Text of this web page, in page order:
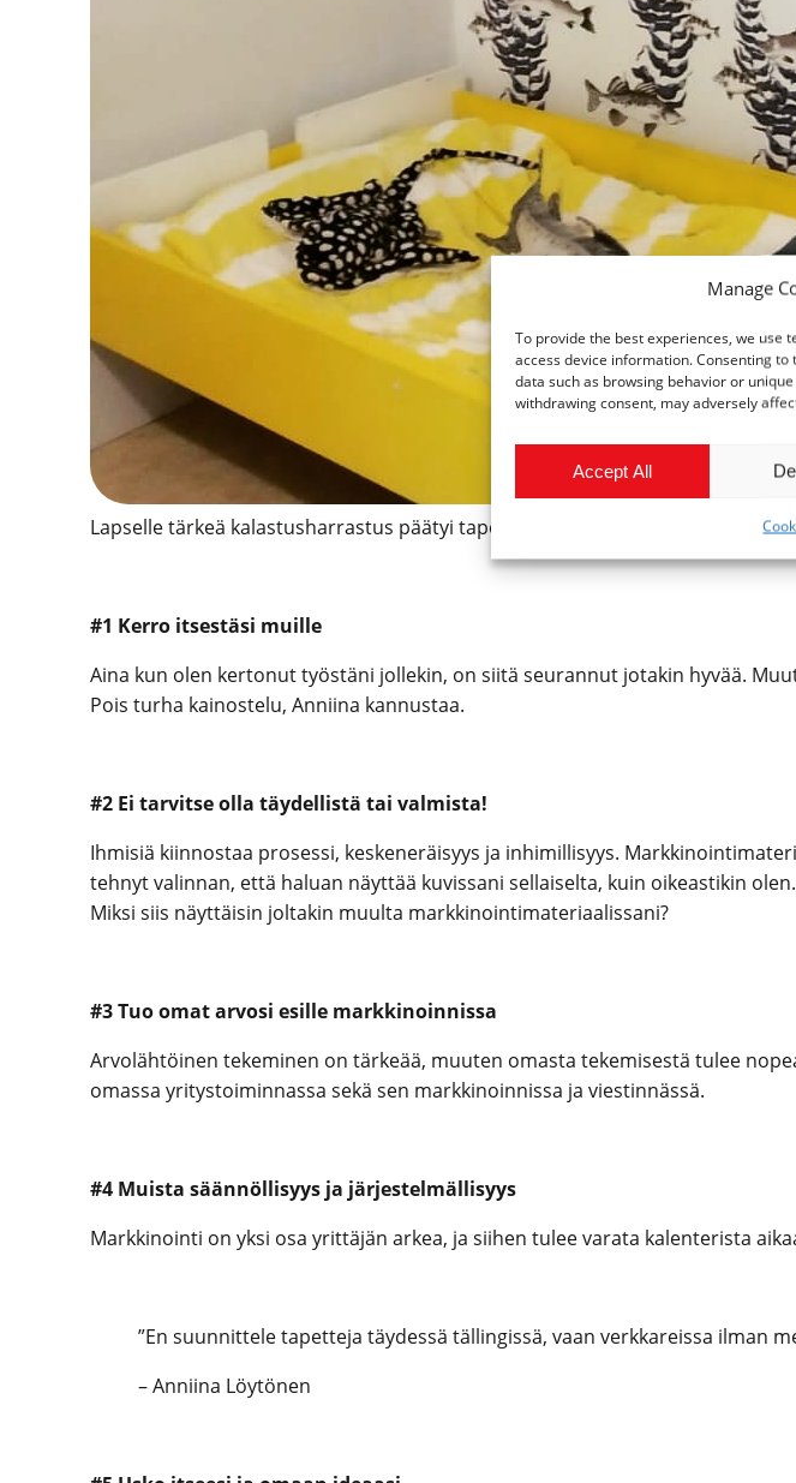
Manage
To provide the best experiences, we use
access device information. Consenting
data such as browsing behavior or
withdrawing consent, may adversely
Accept All
Lapselle tärkeä kalastusharrastus päätyi tapetiksi.
#1 Kerro itsestäsi muille
Aina kun olen kertonut työstäni jollekin, on siitä seurannut jotakin hyvää.
Pois turha kainostelu, Anniina kannustaa.
#2 Ei tarvitse olla täydellistä tai valmista!
Ihmisiä kiinnostaa prosessi, keskeneräisyys ja inhimillisyys.
tehnyt valinnan, että haluan näyttää kuvissani sellaiselta, kuin oikeastikin
Miksi siis näyttäisin joltakin muulta markkinointimateriaalissani?
#3 Tuo omat arvosi esille markkinoinnissa
Arvolähtöinen tekeminen on tärkeää, muuten omasta tekemisestä tulee
omassa yritystoiminnassa sekä sen markkinoinnissa ja viestinnässä.
#4 Muista säännöllisyys ja järjestelmällisyys
Markkinointi on yksi osa yrittäjän arkea, ja siihen tulee varata kalenterista
”En suunnittele tapetteja täydessä tällingissä, vaan verkkareissa ilman
– Anniina Löytönen